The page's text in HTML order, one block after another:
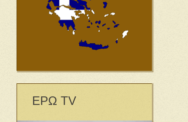
ΕΡΩ TV